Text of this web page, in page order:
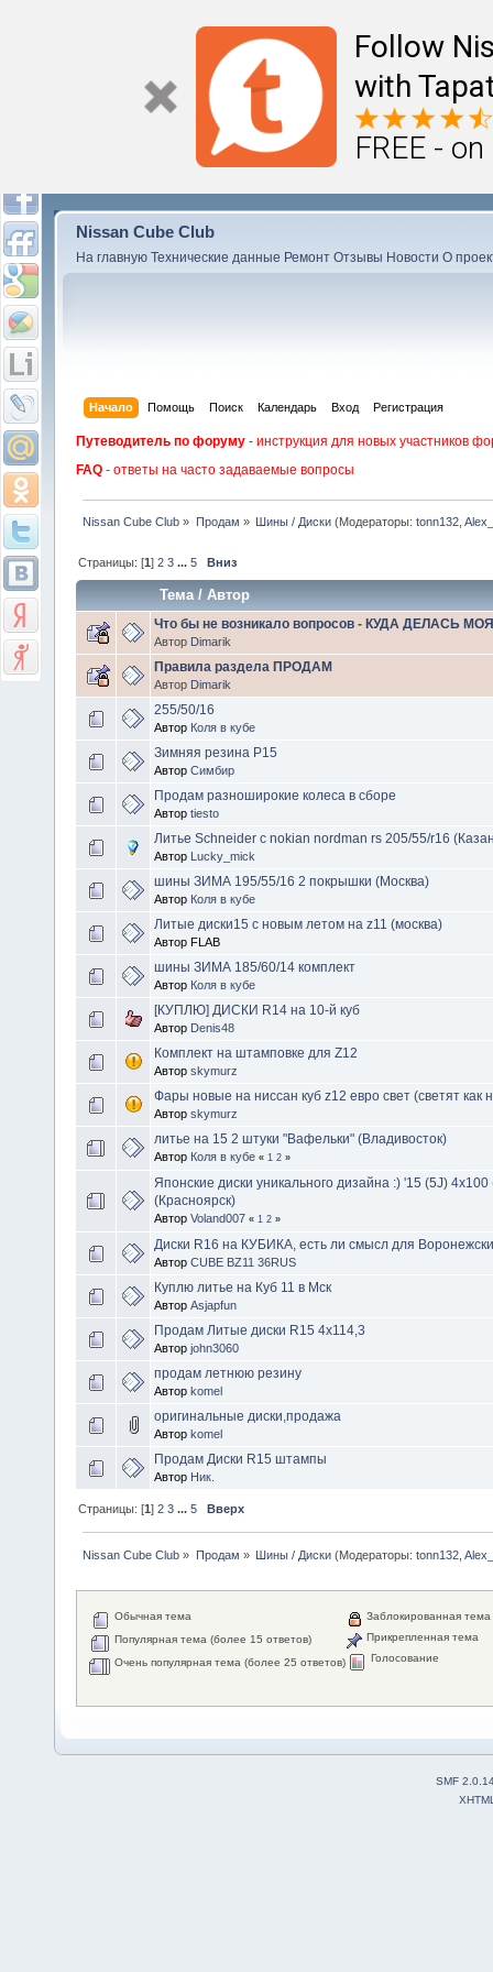
Follow
with
FREE -
Nissan Cube Club
На главную Технические данные Ремонт Отзывы Новости О
Начало Помощь Поиск Календарь Вход Регистрация
Путеводитель по форуму - инструкция для новых участников
FAQ - ответы на часто задаваемые вопросы
Nissan Cube Club » Продам » Шины / Диски(Модераторы: tonn132,
Страницы: [1]2 3 ...5 Вниз
Тема/Автор
Что бы не возникало вопросов - КУДА ДЕЛАСЬ
Автор Dimarik
Правила раздела ПРОДАМ
Автор Dimarik
255/50/16
Автор Коля в кубе
Зимняя резина Р15
Автор Симбир
Продам разноширокие колеса в сборе
Автор tiesto
Литье Schneider c nokian nordman rs 205/55/r16
Автор Lucky_mick
шины ЗИМА 195/55/16 2 покрышки (Москва)
Автор Коля в кубе
Литые диски15 с новым летом на z11 (москва)
Автор FLAB
шины ЗИМА 185/60/14 комплект
Автор Коля в кубе
[КУПЛЮ] ДИСКИ R14 на 10-й куб
Автор Denis48
Комплект на штамповке для Z12
Автор skymurz
Фары новые на ниссан куб z12 евро свет (светят как
Автор skymurz
литье на 15 2 штуки "Вафельки" (Владивосток)
Автор Коля в кубе « 1 2 »
Японские диски уникального дизайна :) '15 (5J) 4x100
(Красноярск)
Автор Voland007 « 1 2 »
Диски R16 на КУБИКА, есть ли смысл для
Автор CUBE BZ11 36RUS
Куплю литье на Куб 11 в Мск
Автор Asjapfun
Продам Литые диски R15 4x114,3
Автор john3060
продам летнюю резину
Автор komel
оригинальные диски,продажа
Автор komel
Продам Диски R15 штампы
Автор Ник.
Страницы: [1]2 3 ...5 Вверх
Nissan Cube Club » Продам » Шины / Диски(Модераторы: tonn132,
Обычная тема
Популярная тема (более 15 ответов)
Очень популярная тема (более 25 ответов)
Заблокированная тема
Прикрепленная тема
Голосование
SMF